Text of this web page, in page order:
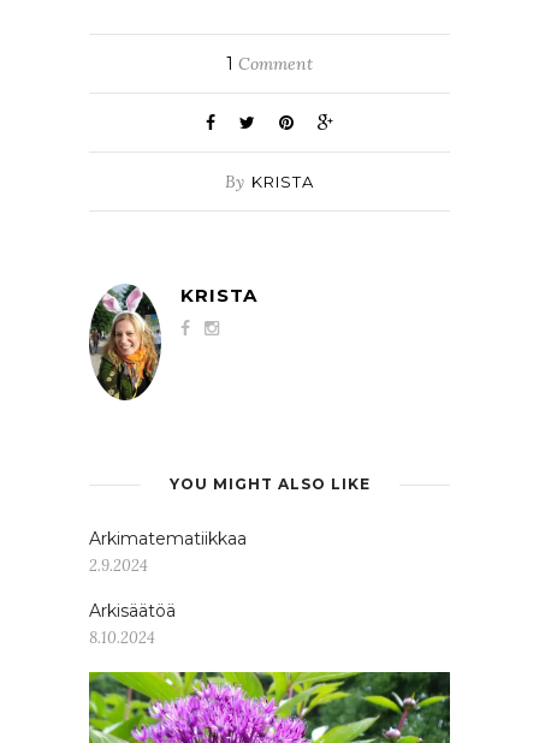
1 Comment
By KRISTA
KRISTA
YOU MIGHT ALSO LIKE
Arkimatematiikkaa
2.9.2024
Arkisäätöä
8.10.2024